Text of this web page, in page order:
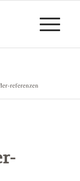
referenzen